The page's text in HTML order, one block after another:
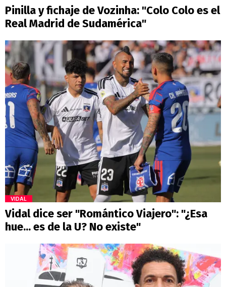
Pinilla y fichaje de Vozinha: "Colo Colo es el
Real Madrid de Sudamérica"
VIDAL
Vidal dice ser "Romántico Viajero": "¿Esa
hue... es de la U? No existe"